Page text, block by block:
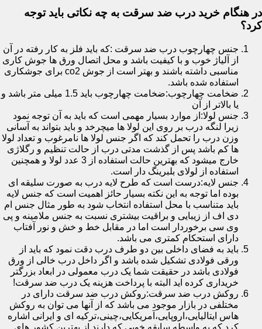
در هنگام خرید درب ضد سرقت به چه نکاتی باید توجه
کرد؟
جنس چهارچوب درب ضد سرقت :که باید فلز به کار رفته در آن
از آلیاژ خوب و با کیفیت باشد و محل اتصال ورق ها جوش کاری
مناسبی داشته باشند و بهتر است از جوش co2 برای جوشکاری
استفاده شده باشد.
ضخامت چهارچوب:ضخامت چهارچوب باید 1.5 میلی متر باشد و
یا بالاتر از آن
جنس لولا:از موارد بسیار مهمی است که باید به آن توجه نمود
زیرا لنگه درب بر روی این لولا ها میچرخد و باید بتواند به آسانی
وزن درب را تحمل کند که اگر جنس لولا ها نامرغوب و تعداد لولا
ها کم باشد پس از گذشت مدتی درب از حالت تنظیم و رگلاژی
خارج میشود که بهترین حالت استفاده از 3 عدد لولا و همچنین
استفاده از لولای بلبرینگ دار است.
جنس لایه:درست است که طرح لایه درب به صورت سلیقه ای
بوده اما توجه به این نکته بسیار حائز اهمیت است که جنس لایه
باید متناسب با محل استفاده انتخاب شود به طور مثال جنس ام
دی اف از زیبایی و براقیت بیشتری نسبت به جنس ملامینه و پی
وی سی برخوردار است اما در مقابل خط و خش و نور آفتاب
دارای استحکام کمتری می باشد.
باید به فضای داخلی بین دو طرف درب دقت نمود که باید از
ورقی فولادی تشکیل شده باشد و اگر داخل درب خالی از ورق
فولادی باشد در حقیقت شما یک درب معمولی در ابعاد بزرگتر
خریداری کرده اید البته با پرداخت هزینه یک درب ضد سرقت!
روکش درب ضد سرقت:روکش درب ضد سرقت دارای در
مختلفی در بازار موجود می باشد که از آنها می توان به روکش
هاس ایتالیایی،اروپایی،آمریکایی،چینی،ترکیه ای و ایرانی اشاره